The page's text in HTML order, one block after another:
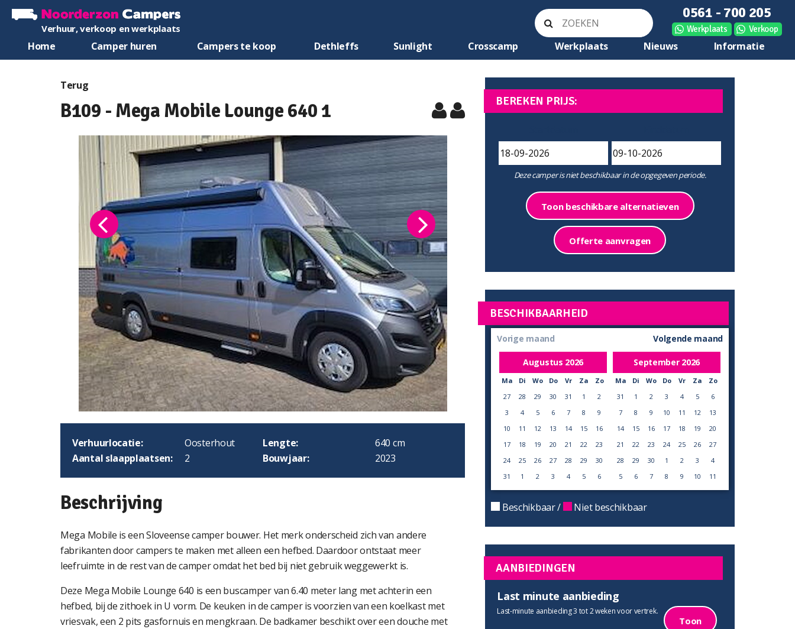
Verhuur, verkoop en werkplaats
0561 - 700 205
Werkplaats Verkoop
Home Camper huren Campers te koop Dethleffs Sunlight Crosscamp Werkplaats Nieuws Informatie
Terug
B109 - Mega Mobile Lounge 640 1
Verhuurlocatie: Oosterhout Lengte:
640 cm
Aantal slaapplaatsen:
2 Bouwjaar: 2023
Beschrijving
Mega Mobile is een Sloveense camper bouwer. Het merk onderscheid zich van andere
fabrikanten door campers te maken met alleen een hefbed. Daardoor ontstaat meer
leefruimte in de rest van de camper omdat het bed bij niet gebruik weggewerkt is.
Deze Mega Mobile Lounge 640 is een buscamper van 6.40 meter lang met achterin een
hefbed, bij de zithoek in U vorm. De keuken in de camper is voorzien van een koelkast met
vriesvak, een 2 pits gasfornuis en mengkraan. De badkamer beschikt over een douche met
BEREKEN PRIJS:
Deze camper is niet beschikbaar in de opgegeven periode.
Toon beschikbare alternatieven
Offerte aanvragen
BESCHIKBAARHEID
Vorige maand
Augustus 2026
Ma Di Wo Do Vr Za
Zo
27
28 29 30 31 1
2
3
4 5 6 7 8
9
10
11 12 13 14 15
16
17
18 19 20 21 22
23
24
25 26 27 28 29
30
31
1 2 3 4 5 6
Volgende maand
September 2026
Ma Di Wo Do Vr Za
Zo
31
1 2 3 4 5
6
7
8 9 10 11 12
13
14
15 16 17 18 19
20
21
22 23 24 25 26
27
28
29 30 1 2 3
4
5
6 7 8 9 10 11
Beschikbaar / Niet beschikbaar
AANBIEDINGEN
Last minute aanbieding
Last-minute aanbieding 3 tot 2 weken voor vertrek.
Toon